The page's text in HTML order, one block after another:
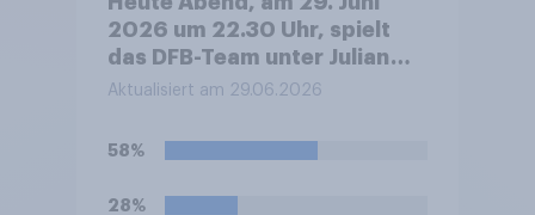
2026 um 22.30 Uhr, spielt
das DFB-Team unter Julian
Nagelsmann bei der Fußball-
Finalspiel gegen Paraguay.
Spiel gewinnen und damit ins
Aktualisiert am 29.06.2026
58%
28%